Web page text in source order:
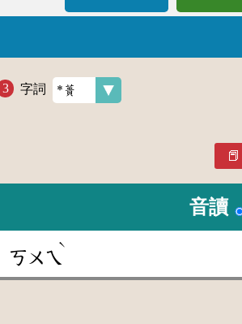
字詞
音讀
ㄎㄨㄟ
ˋ